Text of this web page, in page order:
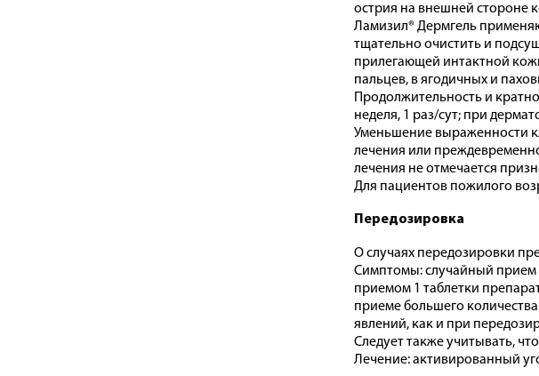
острия на внешней стороне
Ламизил® Дермгель
тщательно очистить и
прилегающей интактной
пальцев, в ягодичных и
Продолжительность и
неделя, 1 раз/сут; при
Уменьшение выраженности
лечения или
лечения не отмечается
Для пациентов пожилого
Передозировка
О случаях передозировки
Симптомы: случайный прием
приемом 1 таблетки
приеме большего
явлений, как и при
Следует также учитывать,
Лечение: активированный